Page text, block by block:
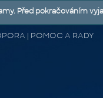
| POMOC A RADY
Před pokračováním